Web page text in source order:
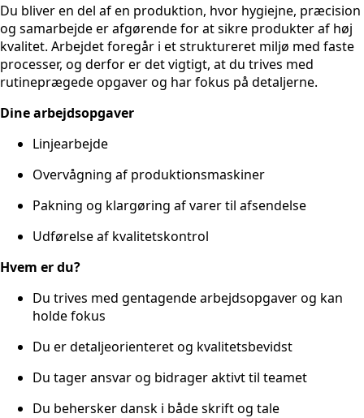
Du bliver en del af en produktion, hvor hygiejne, præcision
og samarbejde er afgørende for at sikre produkter af høj
kvalitet. Arbejdet foregår i et struktureret miljø med faste
processer, og derfor er det vigtigt, at du trives med
rutineprægede opgaver og har fokus på detaljerne.
Dine arbejdsopgaver
Linjearbejde
Overvågning af produktionsmaskiner
Pakning og klargøring af varer til afsendelse
Udførelse af kvalitetskontrol
Hvem er du?
Du trives med gentagende arbejdsopgaver og kan
holde fokus
Du er detaljeorienteret og kvalitetsbevidst
Du tager ansvar og bidrager aktivt til teamet
Du behersker dansk i både skrift og tale